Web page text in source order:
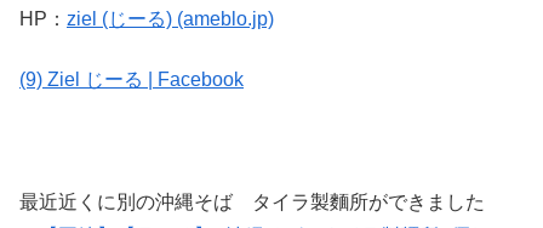
HP： ziel (じーる) (ameblo.jp)
(9) Ziel じーる | Facebook
最近近くに別の沖縄そば タイラ製麵所ができました